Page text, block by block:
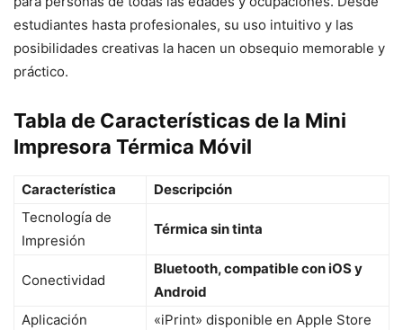
estudiantes hasta profesionales, su uso intuitivo y las
posibilidades creativas la hacen un obsequio memorable y
práctico.
Tabla de Características de la Mini
Impresora Térmica Móvil
Característica
Descripción
Tecnología de
Impresión
Térmica sin tinta
Conectividad
Bluetooth, compatible con iOS y
Android
Aplicación
«iPrint» disponible en Apple Store